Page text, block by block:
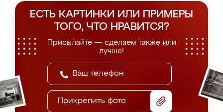
ЕСТЬ КАРТИНКИ ИЛИ ПРИМЕРЫ
ТОГО, ЧТО НРАВИТСЯ?
Присылайте — сделаем также или
лучше!
Прикрепить фото